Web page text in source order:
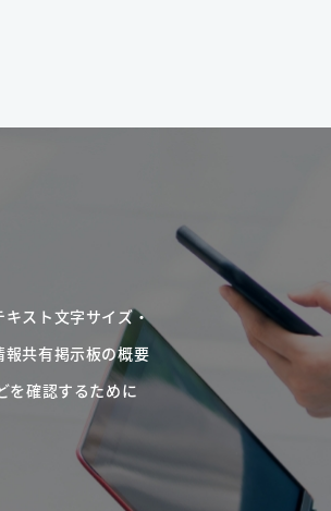
スト文字サイズ・
共有掲示板の概要
を確認するために